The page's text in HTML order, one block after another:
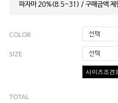
파자마 20%(8.5~31) / 구매금액 제
COLOR 선택
SIZE 선택
사이즈조견
TOTAL